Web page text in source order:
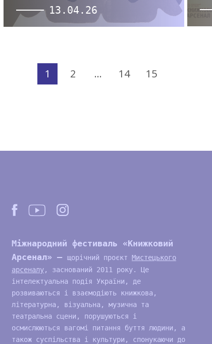
13.04.26
1 2 … 14 15
Міжнародний фестиваль «Книжковий
Арсенал» —
щорічний проєкт Мистецького
арсеналу, заснований 2011 року. Це
інтелектуальна подія України, де
розвиваються і взаємодіють книжкова,
літературна, візуальна, музична та
театральна сцени, порушуються і
осмислюються вагомі питання буття людини, а
також суспільства і культури, спонукаючи до